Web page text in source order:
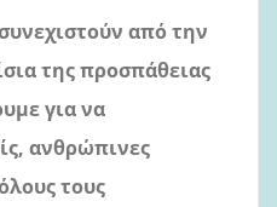
από την
της προσπάθειας
για να
ανθρώπινες
τους